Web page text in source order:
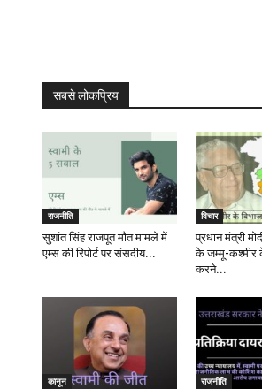
सबसे लोकप्रिय
राजनीति
सुशांत सिंह राजपूत मौत मामले में
एम्स की रिपोर्ट पर संसदीय...
विचार
प्रधान मंत्री
के जम्मू-कश्मीर
करने...
कानून राजनीति